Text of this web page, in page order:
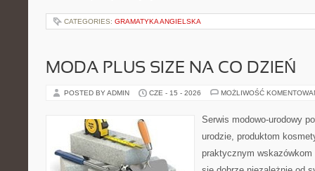
CATEGORIES: GRAMATYKA ANGIELSKA
MODA PLUS SIZE NA CO DZIEŃ
POSTED BY ADMIN CZE - 15 - 2026 MOŻLIWOŚĆ
Serwis modowo-urodowy
urodzie, produktom
praktycznym